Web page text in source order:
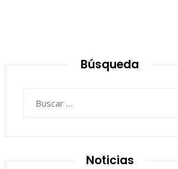
Búsqueda
Noticias